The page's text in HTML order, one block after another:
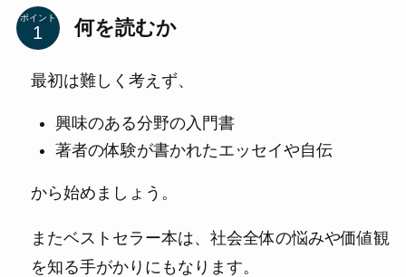
ポイント 何を読むか
最初は難しく考えず、
興味のある分野の入門書
著者の体験が書かれたエッセイや自伝
から始めましょう。
またベストセラー本は、社会全体の悩みや価値観
を知る手がかりにもなります。